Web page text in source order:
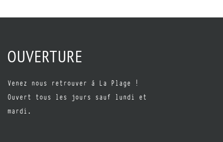
OUVERTURE
Venez nous retrouver à La Plage !
Ouvert tous les jours sauf lundi et
mardi.